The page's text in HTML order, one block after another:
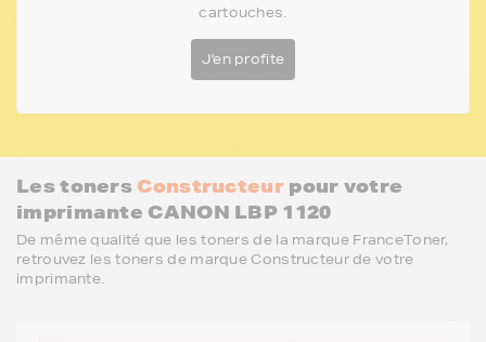
cartouches.
J'en profite
Les toners Constructeurpour votre
imprimante CANON LBP 1120
De même qualité que les toners de la marque FranceToner,
retrouvez les toners de marque Constructeur de votre
imprimante.